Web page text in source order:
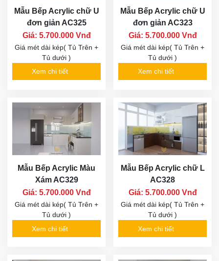
Mẫu Bếp Acrylic chữ U
đơn giản AC325
Giá: 5.700.000 Vnđ
Giá mét dài kép( Tủ Trên +
Tủ dưới )
Xem chi tiết
Mẫu Bếp Acrylic chữ U
đơn giản AC323
Giá: 5.700.000 Vnđ
Giá mét dài kép( Tủ Trên +
Tủ dưới )
Xem chi tiết
Mẫu Bếp Acrylic Màu
Xám AC329
Giá: 5.700.000 Vnđ
Giá mét dài kép( Tủ Trên +
Tủ dưới )
Xem chi tiết
Mẫu Bếp Acrylic chữ L
AC328
Giá: 5.700.000 Vnđ
Giá mét dài kép( Tủ Trên +
Tủ dưới )
Xem chi tiết